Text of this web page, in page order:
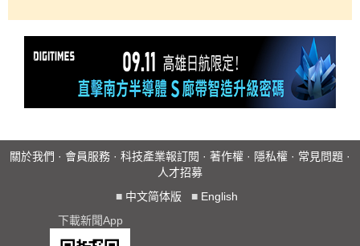
關於我們 · 會員服務 · 科技產業報訂閱 · 著作權 · 隱私權 · 常見問題 ·
人才招募
■ 中文简体版 ■ English
下載新聞App